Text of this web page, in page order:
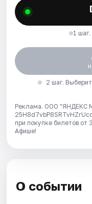
1
2 шаг.
Реклама. ООО "ЯНДЕКС
при покупке билетов от
Афише!
О событии